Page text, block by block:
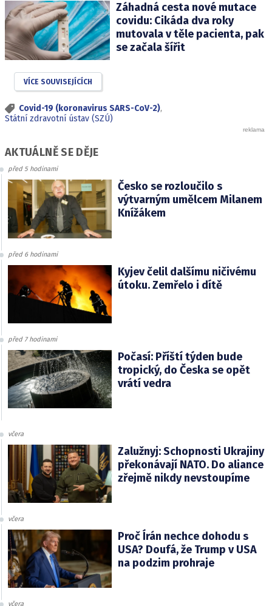
Záhadná cesta nové mutace
covidu: Cikáda dva roky
mutovala v těle pacienta, pak
se začala šířit
VÍCE SOUVISEJÍCÍCH
Covid-19 (koronavirus SARS-CoV-2),
Státní zdravotní ústav (SZÚ)
AKTUÁLNĚ SE DĚJE
před 5 hodinami
Česko se rozloučilo s
výtvarným umělcem Milanem
Knížákem
před 6 hodinami
Kyjev čelil dalšímu ničivému
útoku. Zemřelo i dítě
před 7 hodinami
Počasí: Příští týden bude
tropický, do Česka se opět
vrátí vedra
včera
Zalužnyj: Schopnosti Ukrajiny
překonávají NATO. Do aliance
zřejmě nikdy nevstoupíme
včera
Proč Írán nechce dohodu s
USA? Doufá, že Trump v USA
na podzim prohraje
včera